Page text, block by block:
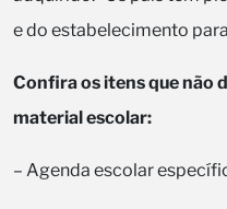
e do estabelecimento
Confira os itens que não
material escolar:
– Agenda escolar